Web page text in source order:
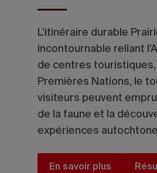
L’itinéraire durable
incontournable reliant
de centres
Premières Nations, le
visiteurs peuvent
de la faune et la
expériences
En savoir plus